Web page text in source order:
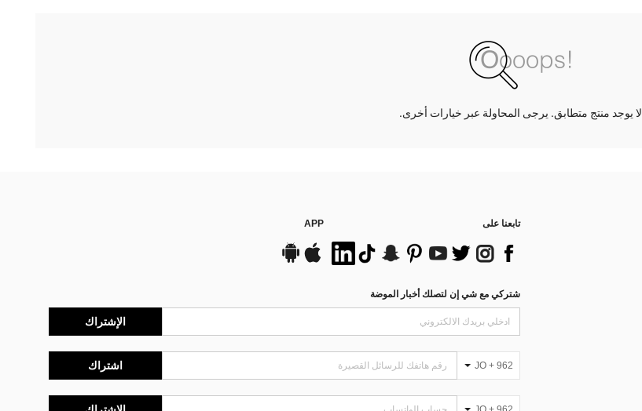
لا يوجد منتج متطابق. يرجى المحاولة عبر خيارات أخرى.
تابعنا على APP
شتركي مع شي إن لتصلك أخبار الموضة
الإشتراك
JO + 962 اشتراك